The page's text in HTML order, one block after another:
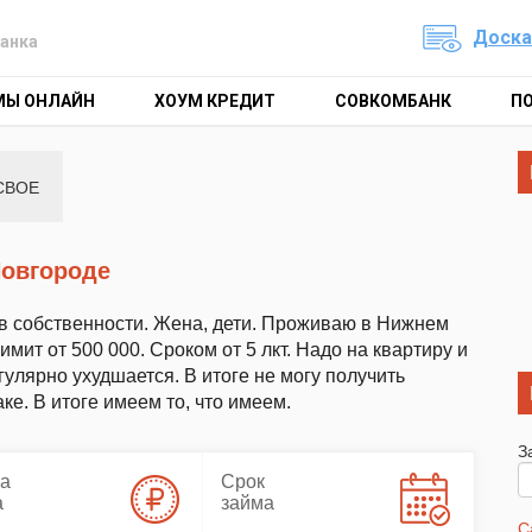
ОНЛАЙН ХОУМ КРЕДИТ СОВКОМБАНК
собственности. Жена, дети. Проживаю в Нижнем
от 500 000. Сроком от 5 лкт. Надо на квартиру и
ухудшается. В итоге не могу получить
В итоге имеем то, что имеем.
Срок
займа